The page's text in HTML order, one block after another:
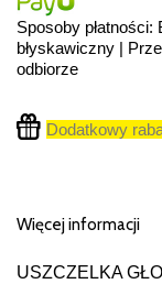
Sposoby płatności:
błyskawiczny |
odbiorze
Dodatkowy
Więcej informacji
USZCZELKA